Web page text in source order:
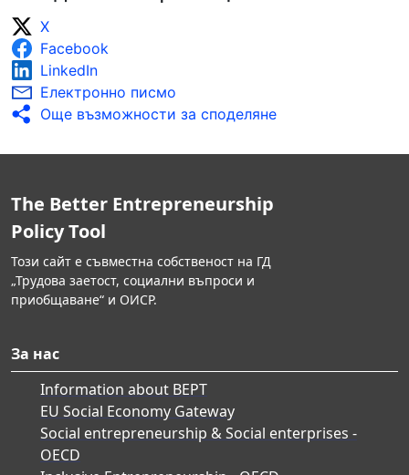
X
Facebook
LinkedIn
Електронно писмо
Още възможности за споделяне
The Better Entrepreneurship
Policy Tool
Този сайт е съвместна собственост на ГД
„Трудова заетост, социални въпроси и
приобщаване“ и ОИСР.
За нас
Information about BEPT
EU Social Economy Gateway
Social entrepreneurship & Social enterprises -
OECD